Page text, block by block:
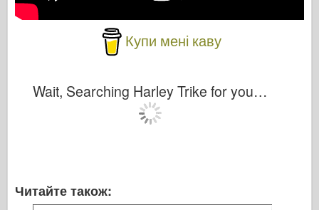
Купи мені каву
Wait, Searching Harley Trike for you…
Читайте також: